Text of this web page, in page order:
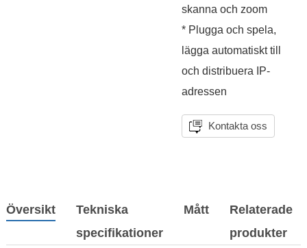
skanna och zoom
* Plugga och spela,
lägga automatiskt till
och distribuera IP-
adressen
Kontakta oss
Översikt
Tekniska
specifikationer
Mått
Relaterade
produkter